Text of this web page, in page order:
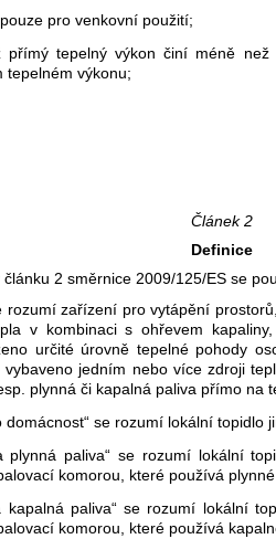
pro venkovní použití;
přímý tepelný výkon činí méně
tepelném výkonu;
Článek 2
Definice
2 směrnice 2009/125/ES se
rozumí zařízení pro vytápění
v kombinaci s ohřevem
určité úrovně tepelné pohody
jedním nebo více zdroji
plynná či kapalná paliva přímo na
domácnost“ se rozumí lokální
plynná paliva“ se rozumí lokální
komorou, které používá
kapalná paliva“ se rozumí lokální
komorou, které používá